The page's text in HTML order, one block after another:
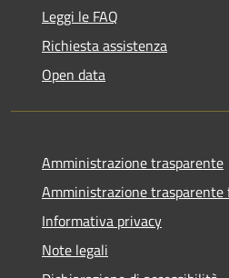
Leggi le FAQ
Richiesta assistenza
Open data
Amministrazione trasparente
Amministrazione trasparente
Informativa privacy
Note legali